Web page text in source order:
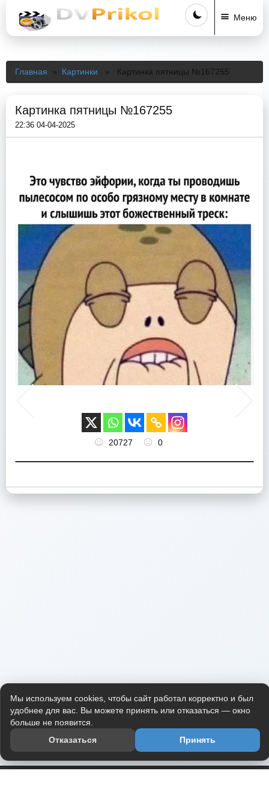
Меню
Главная » Картинки » Картинка пятницы №167255
Картинка пятницы №167255
22:36 04-04-2025
20727 0
Мы используем cookies, чтобы сайт работал корректно и был
удобнее для вас. Вы можете принять или отказаться — окно
больше не появится.
Отказаться
Принять